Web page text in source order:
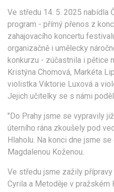
Ve středu 14. 5. 2025 nabídla
program - přímý přenos z
zahajovacího koncertu
organizačně i umělecky
konkurzu - zúčastnila i pětice
Kristýna Chomová, Markéta
violistka Viktorie Luxová a
Jejich učitelky se s námi
"Do Prahy jsme se vypravily
úterního rána zkoušely pod
Hlaholu. Na konci dne jsme
Magdalenou Koženou.
Ve středu jsme zažily
Cyrila a Metoděje v pražském